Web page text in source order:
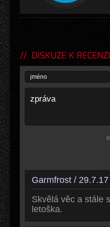
DISKUZE K RECENZI
Garmfrost /
Skvělá věc a stále
letoška.